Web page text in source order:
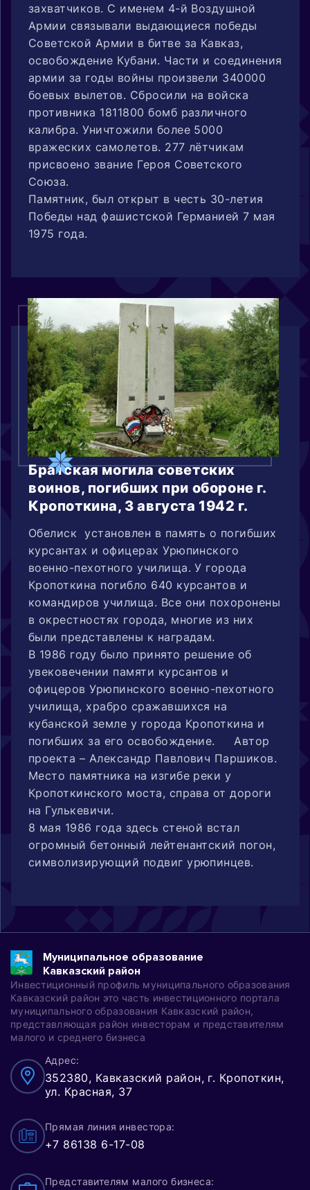
захватчиков. С именем 4-й Воздушной
Армии связывали выдающиеся победы
Советской Армии в битве за Кавказ,
освобождение Кубани. Части и соединения
армии за годы войны произвели 340000
боевых вылетов. Сбросили на войска
противника 1811800 бомб различного
калибра. Уничтожили более 5000
вражеских самолетов. 277 лётчикам
присвоено звание Героя Советского
Союза.
Памятник, был открыт в честь 30-летия
Победы над фашистской Германией 7 мая
1975 года.
Братская могила советских
воинов, погибших при обороне г.
Кропоткина, 3 августа 1942 г.
Обелиск установлен в память о погибших
курсантах и офицерах Урюпинского
военно-пехотного училища. У города
Кропоткина погибло 640 курсантов и
командиров училища. Все они похоронены
в окрестностях города, многие из них
были представлены к наградам.
В 1986 году было принято решение об
увековечении памяти курсантов и
офицеров Урюпинского военно-пехотного
училища, храбро сражавшихся на
кубанской земле у города Кропоткина и
погибших за его освобождение. Автор
проекта – Александр Павлович Паршиков.
Место памятника на изгибе реки у
Кропоткинского моста, справа от дороги
на Гулькевичи.
8 мая 1986 года здесь стеной встал
огромный бетонный лейтенантский погон,
символизирующий подвиг урюпинцев.
Муниципальное образование
Кавказский район
Инвестиционный профиль муниципального образования
Кавказский район это часть инвестиционного портала
муниципального образования Кавказский район,
представляющая район инвесторам и представителям
малого и среднего бизнеса
Адрес:
352380, Кавказский район, г. Кропоткин,
ул. Красная, 37
Прямая линия инвестора:
+7 86138 6-17-08
Представителям малого бизнеса: